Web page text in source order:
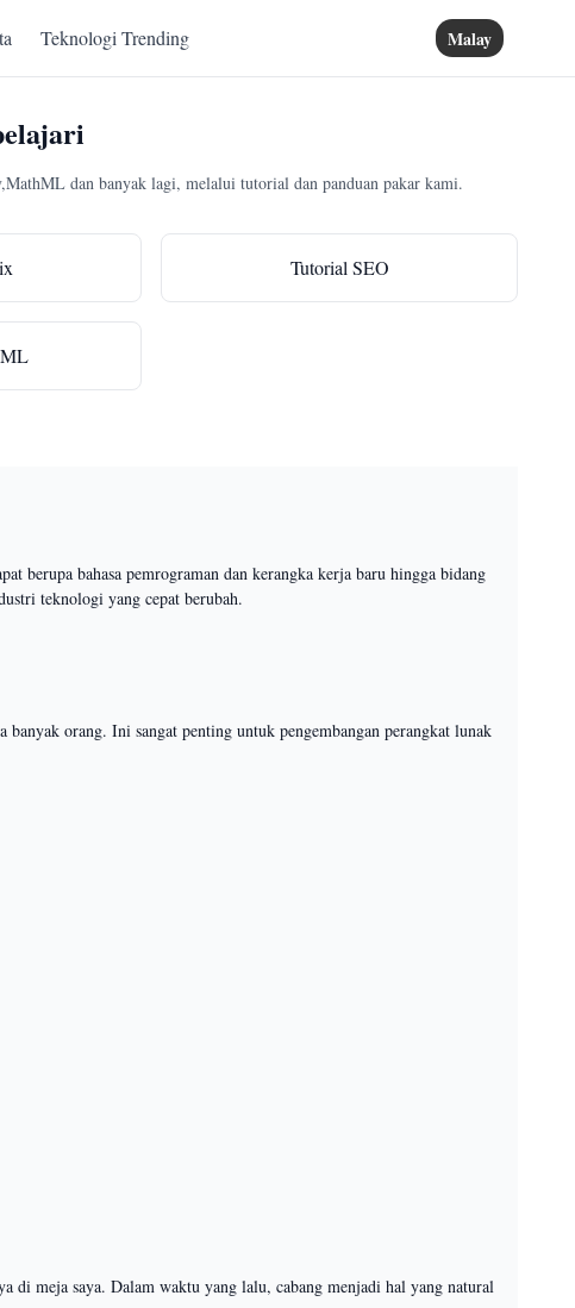
Teknologi Trending Malay
dan banyak lagi, melalui tutorial dan panduan pakar kami.
Tutorial SEO
berupa bahasa pemrograman dan kerangka kerja baru hingga bidang
teknologi yang cepat berubah.
orang. Ini sangat penting untuk pengembangan perangkat lunak
di meja saya. Dalam waktu yang lalu, cabang menjadi hal yang natural